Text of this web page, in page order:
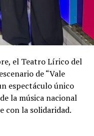
el Teatro Lírico del
de “Vale
espectáculo único
la música nacional
con la solidaridad.